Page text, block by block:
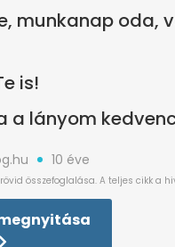
munkanap oda,
is!
a lányom
10 éve